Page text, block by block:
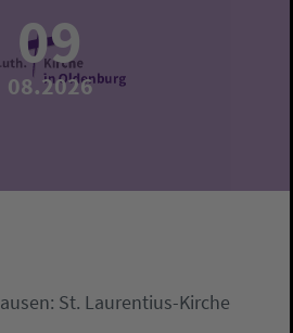
09
08.2026
St. Laurentius-Kirche